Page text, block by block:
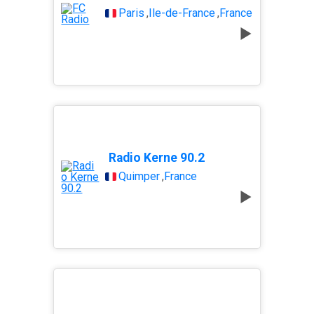
Paris , Île-de-France,France
Radio Kerne 90.2
Quimper,France